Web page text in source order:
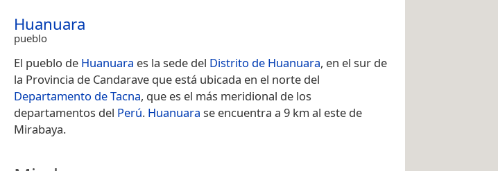
Huanuara
pueblo
El pueblo de Huanuara es la sede del Distrito de Huanuara, en el sur de
la Provincia de Candarave que está ubicada en el norte del
Departamento de Tacna, que es el más meridional de los
departamentos del Perú. Huanuara se encuentra a 9 km al este de
Mirabaya.